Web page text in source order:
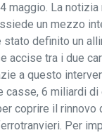
maggio. La notizia
un mezzo
stato definito un
accise tra i due
a questo
casse, 6 miliardi di
coprire il rinnovo
Per